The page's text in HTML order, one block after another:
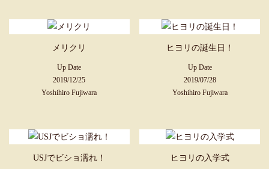
メリクリ
Up Date
2019/12/25
Yoshihiro Fujiwara
ヒヨリの誕生日！
Up Date
2019/07/28
Yoshihiro Fujiwara
USJでビショ濡れ！ ヒヨリの入学式